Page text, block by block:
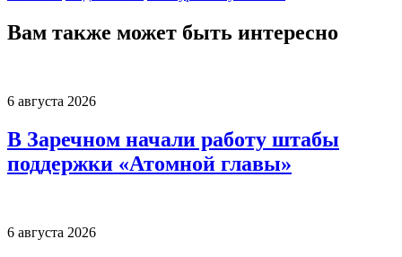
Вам также может быть интересно
6 августа 2026
В Заречном начали работу штабы
поддержки «Атомной главы»
6 августа 2026